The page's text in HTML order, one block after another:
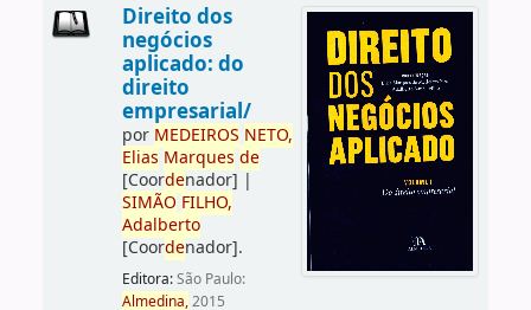
Direito dos
negócios
aplicado: do
direito
empresarial/
por MEDEIROS NETO,
Elias Marques de
[Coordenador] |
SIMÃO FILHO,
Adalberto
[Coordenador].
Editora:São Paulo:
Almedina,2015